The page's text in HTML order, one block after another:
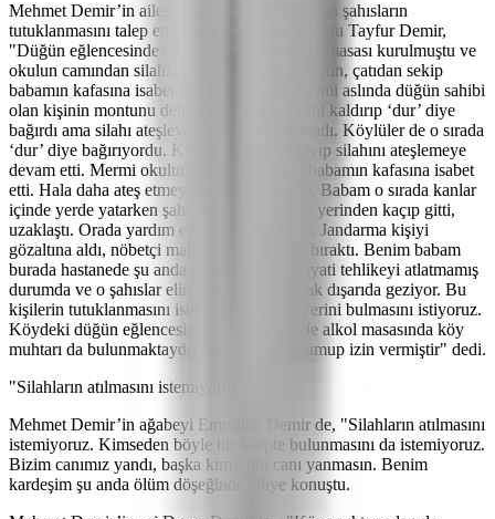
Mehmet Demir’in ailesi, olayda ihmali bulunan şahısların
tutuklanmasını talep etti. Mehmet Demir’in oğlu Tayfur Demir,
"Düğün eğlencesinde okulun içerisinde alkol masası kurulmuştu ve
okulun camından silahla ateş açılıyordu. Kurşun, çatıdan sekip
babamın kafasına isabet etti. O sırada ilk mermi aslında düğün sahibi
olan kişinin montunu delip geçti. Herkes elini kaldırıp ‘dur’ diye
bağırdı ama silahı ateşleyen kişi bunu duymadı. Köylüler de o sırada
‘dur’ diye bağırıyordu. Kimseye umursamayıp silahını ateşlemeye
devam etti. Mermi okulun çatısından sekip babamın kafasına isabet
etti. Hala daha ateş etmeye devam ediyordu. Babam o sırada kanlar
içinde yerde yatarken şahıs fark edince olay yerinden kaçıp gitti,
uzaklaştı. Orada yardım etmesi gerekiyordu. Jandarma kişiyi
gözaltına aldı, nöbetçi mahkeme de serbest bıraktı. Benim babam
burada hastanede şu anda entübe edildi. Hayati tehlikeyi atlatmamış
durumda ve o şahıslar elini kolunu sallayarak dışarıda geziyor. Bu
kişilerin tutuklanmasını istiyoruz, adaletin yerini bulmasını istiyoruz.
Köydeki düğün eğlencesinde okul içerisinde alkol masasında köy
muhtarı da bulunmaktaydı. Bu işlere göz yumup izin vermiştir" dedi.
"Silahların atılmasını istemiyoruz"
Mehmet Demir’in ağabeyi Emrullah Demir de, "Silahların atılmasını
istemiyoruz. Kimseden böyle bir talepte bulunmasını da istemiyoruz.
Bizim canımız yandı, başka kimsenin canı yanmasın. Benim
kardeşim şu anda ölüm döşeğinde" diye konuştu.